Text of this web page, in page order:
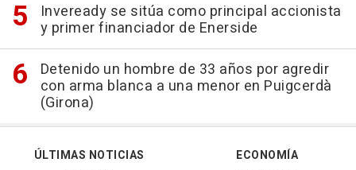
Inveready se sitúa como principal accionista
y primer financiador de Enerside
Detenido un hombre de 33 años por agredir
con arma blanca a una menor en Puigcerdà
(Girona)
ÚLTIMAS NOTICIAS
ECONOMÍA